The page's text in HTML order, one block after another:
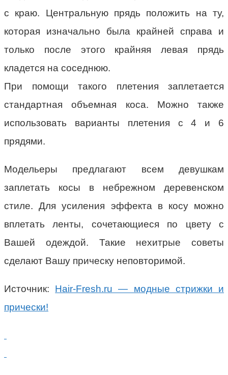
с краю. Центральную прядь положить на ту,
которая изначально была крайней справа и
только после этого крайняя левая прядь
кладется на соседнюю.
При помощи такого плетения заплетается
стандартная объемная коса. Можно также
использовать варианты плетения с 4 и 6
прядями.
Модельеры предлагают всем девушкам
заплетать косы в небрежном деревенском
стиле. Для усиления эффекта в косу можно
вплетать ленты, сочетающиеся по цвету с
Вашей одеждой. Такие нехитрые советы
сделают Вашу прическу неповторимой.
Источник: Hair-Fresh.ru — модные стрижки и
прически!